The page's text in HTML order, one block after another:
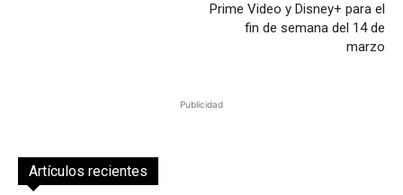
Prime Video y Disney+ para el
fin de semana del 14 de
marzo
Publicidad
Artículos recientes